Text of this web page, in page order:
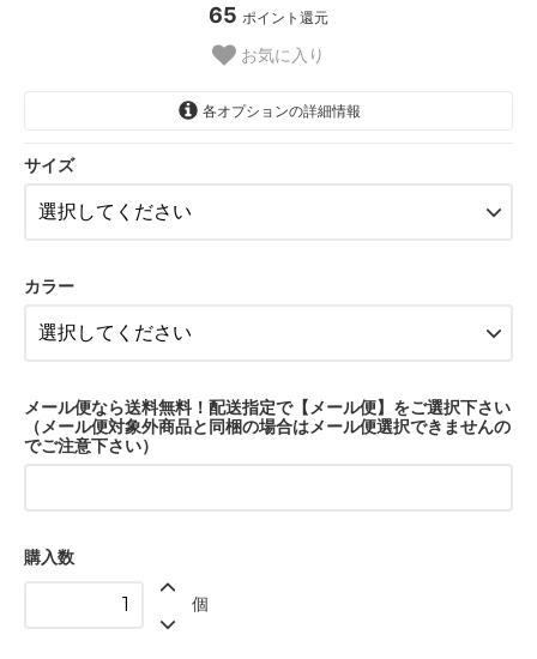
65 ポイント還元
お気に入り
各オプションの詳細情報
Mサイズ
サイズ
カラー
メール便なら送料無料！配送指定で【メール便】をご選択下さい
（メール便対象外商品と同梱の場合はメール便選択できませんの
でご注意下さい）
購入数
個